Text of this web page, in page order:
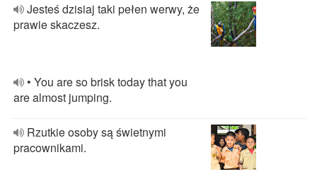
Jesteś dzisiaj taki pełen werwy, że
prawie skaczesz.
• You are so brisk today that you
are almost jumping.
Rzutkie osoby są świetnymi
pracownikami.